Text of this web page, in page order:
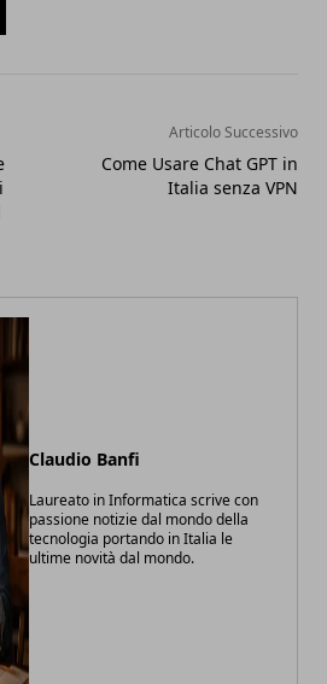
Articolo Successivo
Come Usare Chat GPT in
Italia senza VPN
Claudio Banfi
Laureato in Informatica scrive con
passione notizie dal mondo della
tecnologia portando in Italia le
ultime novità dal mondo.